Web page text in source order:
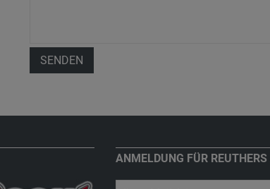
SENDEN
ANMELDUNG FÜR